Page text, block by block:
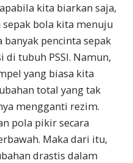
kita biarkan saja,
bola kita menuju
pencinta sepak
tubuh PSSI. Namun,
yang biasa kita
total yang tak
mengganti rezim.
pola pikir secara
Maka dari itu,
drastis dalam